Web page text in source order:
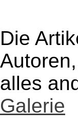
Die
Autoren,
alles
Galerie